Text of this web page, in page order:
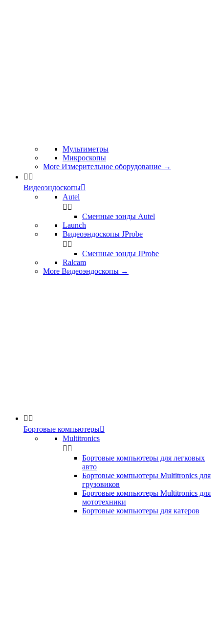
Мультиметры
Микроскопы
More Измерительное оборудование →
 
Видеоэндоскопы
Autel
 
Сменные зонды Autel
Launch
Видеоэндоскопы JProbe
 
Сменные зонды JProbe
Ralcam
More Видеоэндоскопы →
 
Бортовые компьютеры
Multitronics
 
Бортовые компьютеры для легковых
авто
Бортовые компьютеры Multitronics для
грузовиков
Бортовые компьютеры Multitronics для
мототехники
Бортовые компьютеры для катеров